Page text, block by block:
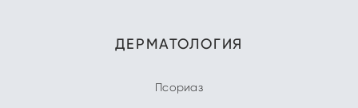
ДЕРМАТОЛОГИЯ
Псориаз